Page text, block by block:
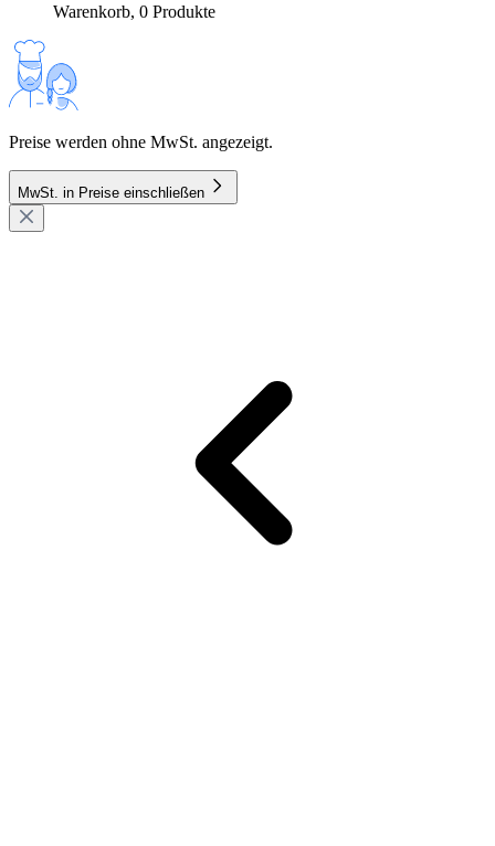
Warenkorb, 0 Produkte
Preise werden ohne MwSt. angezeigt.
MwSt. in Preise einschließen